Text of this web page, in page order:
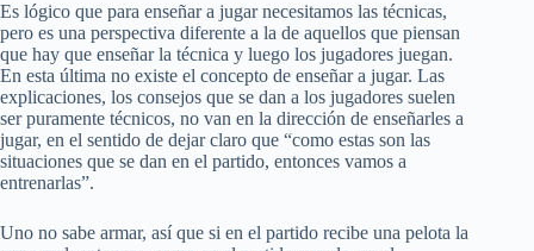
Es lógico que para enseñar a jugar necesitamos las técnicas,
pero es una perspectiva diferente a la de aquellos que piensan
que hay que enseñar la técnica y luego los jugadores juegan.
En esta última no existe el concepto de enseñar a jugar. Las
explicaciones, los consejos que se dan a los jugadores suelen
ser puramente técnicos, no van en la dirección de enseñarles a
jugar, en el sentido de dejar claro que “como estas son las
situaciones que se dan en el partido, entonces vamos a
entrenarlas”.
Uno no sabe armar, así que si en el partido recibe una pelota la